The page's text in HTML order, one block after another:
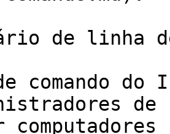
de linha de
comando do